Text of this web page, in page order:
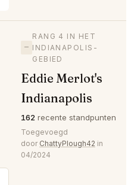
—
RANG 4 IN HET
INDIANAPOLIS-
GEBIED
Eddie Merlot's
Indianapolis
162 recente standpunten
Toegevoegd
door ChattyPlough42 in
04/2024